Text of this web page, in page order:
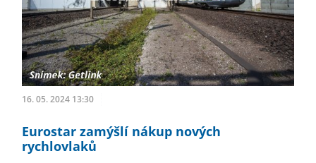
16. 05. 2024 13:30
Eurostar zamýšlí nákup nových
rychlovlaků